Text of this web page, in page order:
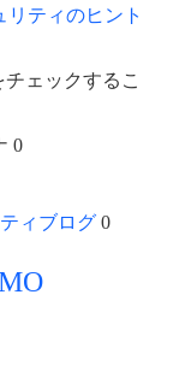
リティのヒント
ェックするこ
0
ィブログ 0